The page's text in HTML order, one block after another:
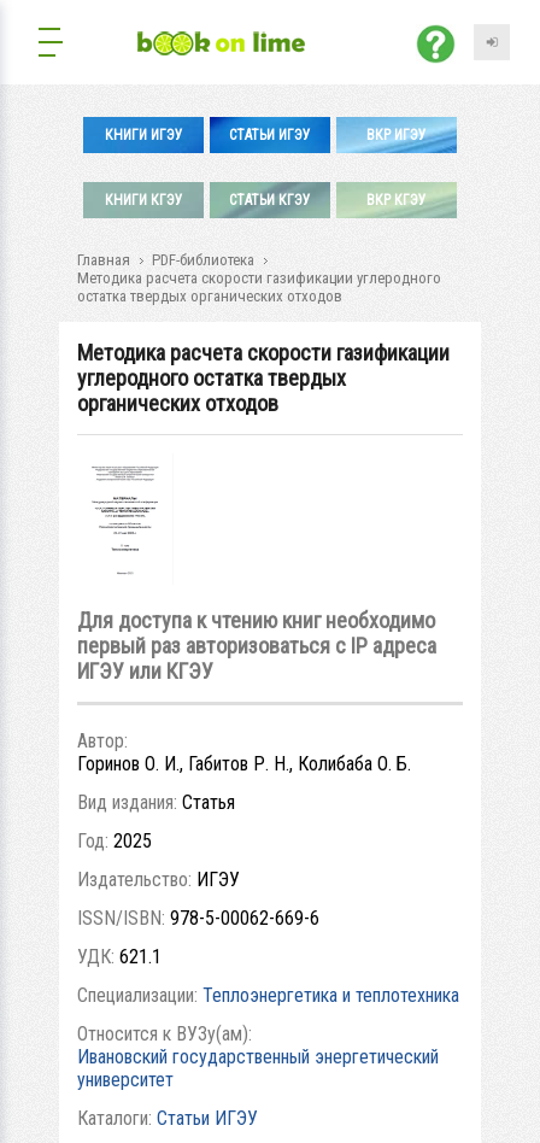
КНИГИ ИГЭУ СТАТЬИ ИГЭУ ВКР ИГЭУ
КНИГИ КГЭУ СТАТЬИ КГЭУ ВКР КГЭУ
Главная
PDF-библиотека
Методика расчета скорости газификации углеродного
остатка твердых органических отходов
Методика расчета скорости газификации
углеродного остатка твердых
органических отходов
Для доступа к чтению книг необходимо
первый раз авторизоваться с IP адреса
ИГЭУ или КГЭУ
Автор:
Горинов О. И., Габитов Р. Н., Колибаба О. Б.
Вид издания: Статья
Год: 2025
Издательство: ИГЭУ
ISSN/ISBN: 978-5-00062-669-6
УДК: 621.1
Специализации: Теплоэнергетика и теплотехника
Относится к ВУЗу(ам):
Ивановский государственный энергетический
университет
Каталоги: Статьи ИГЭУ